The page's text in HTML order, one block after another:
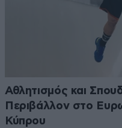
Αθλητισμός και
Περιβάλλον στο
Κύπρου